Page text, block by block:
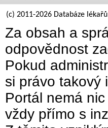
(c) 2011-2026 Databáze
Za obsah a
odpovědnost
Pokud
si právo takový
Portál nemá
vždy přímo s